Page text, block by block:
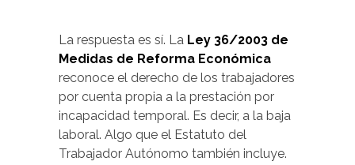
La respuesta es sí. La Ley 36/2003 de
Medidas de Reforma Económica
reconoce el derecho de los trabajadores
por cuenta propia a la prestación por
incapacidad temporal. Es decir, a la baja
laboral. Algo que el Estatuto del
Trabajador Autónomo también incluye.